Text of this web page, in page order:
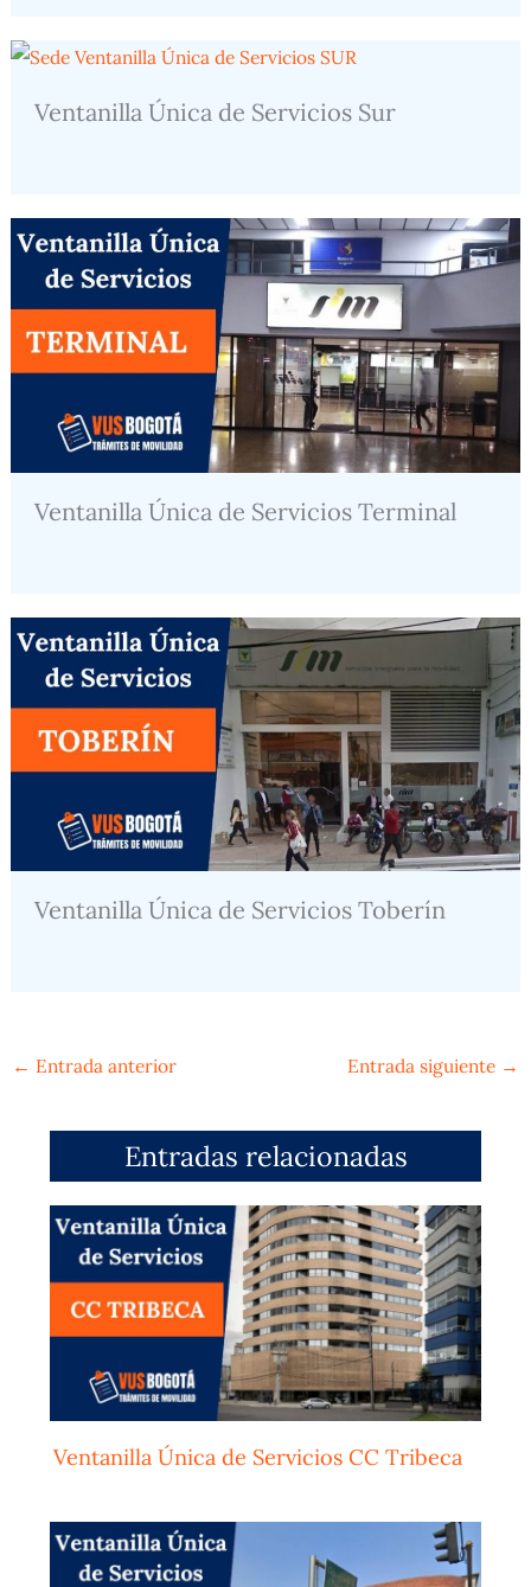
Ventanilla Única de Servicios Sur
Ventanilla Única de Servicios Terminal
Ventanilla Única de Servicios Toberín
← Entrada anterior Entrada siguiente →
Entradas relacionadas
Ventanilla Única de Servicios CC Tribeca